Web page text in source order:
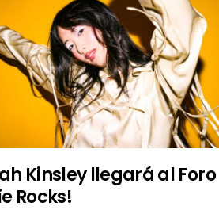
Kinsley llegará al Foro
Rocks!